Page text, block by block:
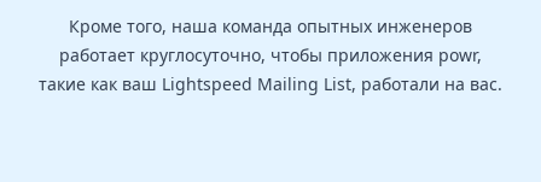
Кроме того, наша команда опытных инженеров
работает круглосуточно, чтобы приложения powr,
такие как ваш Lightspeed Mailing List, работали на вас.